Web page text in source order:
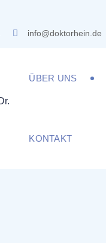
info@doktorhein.de
ÜBER UNS
KONTAKT